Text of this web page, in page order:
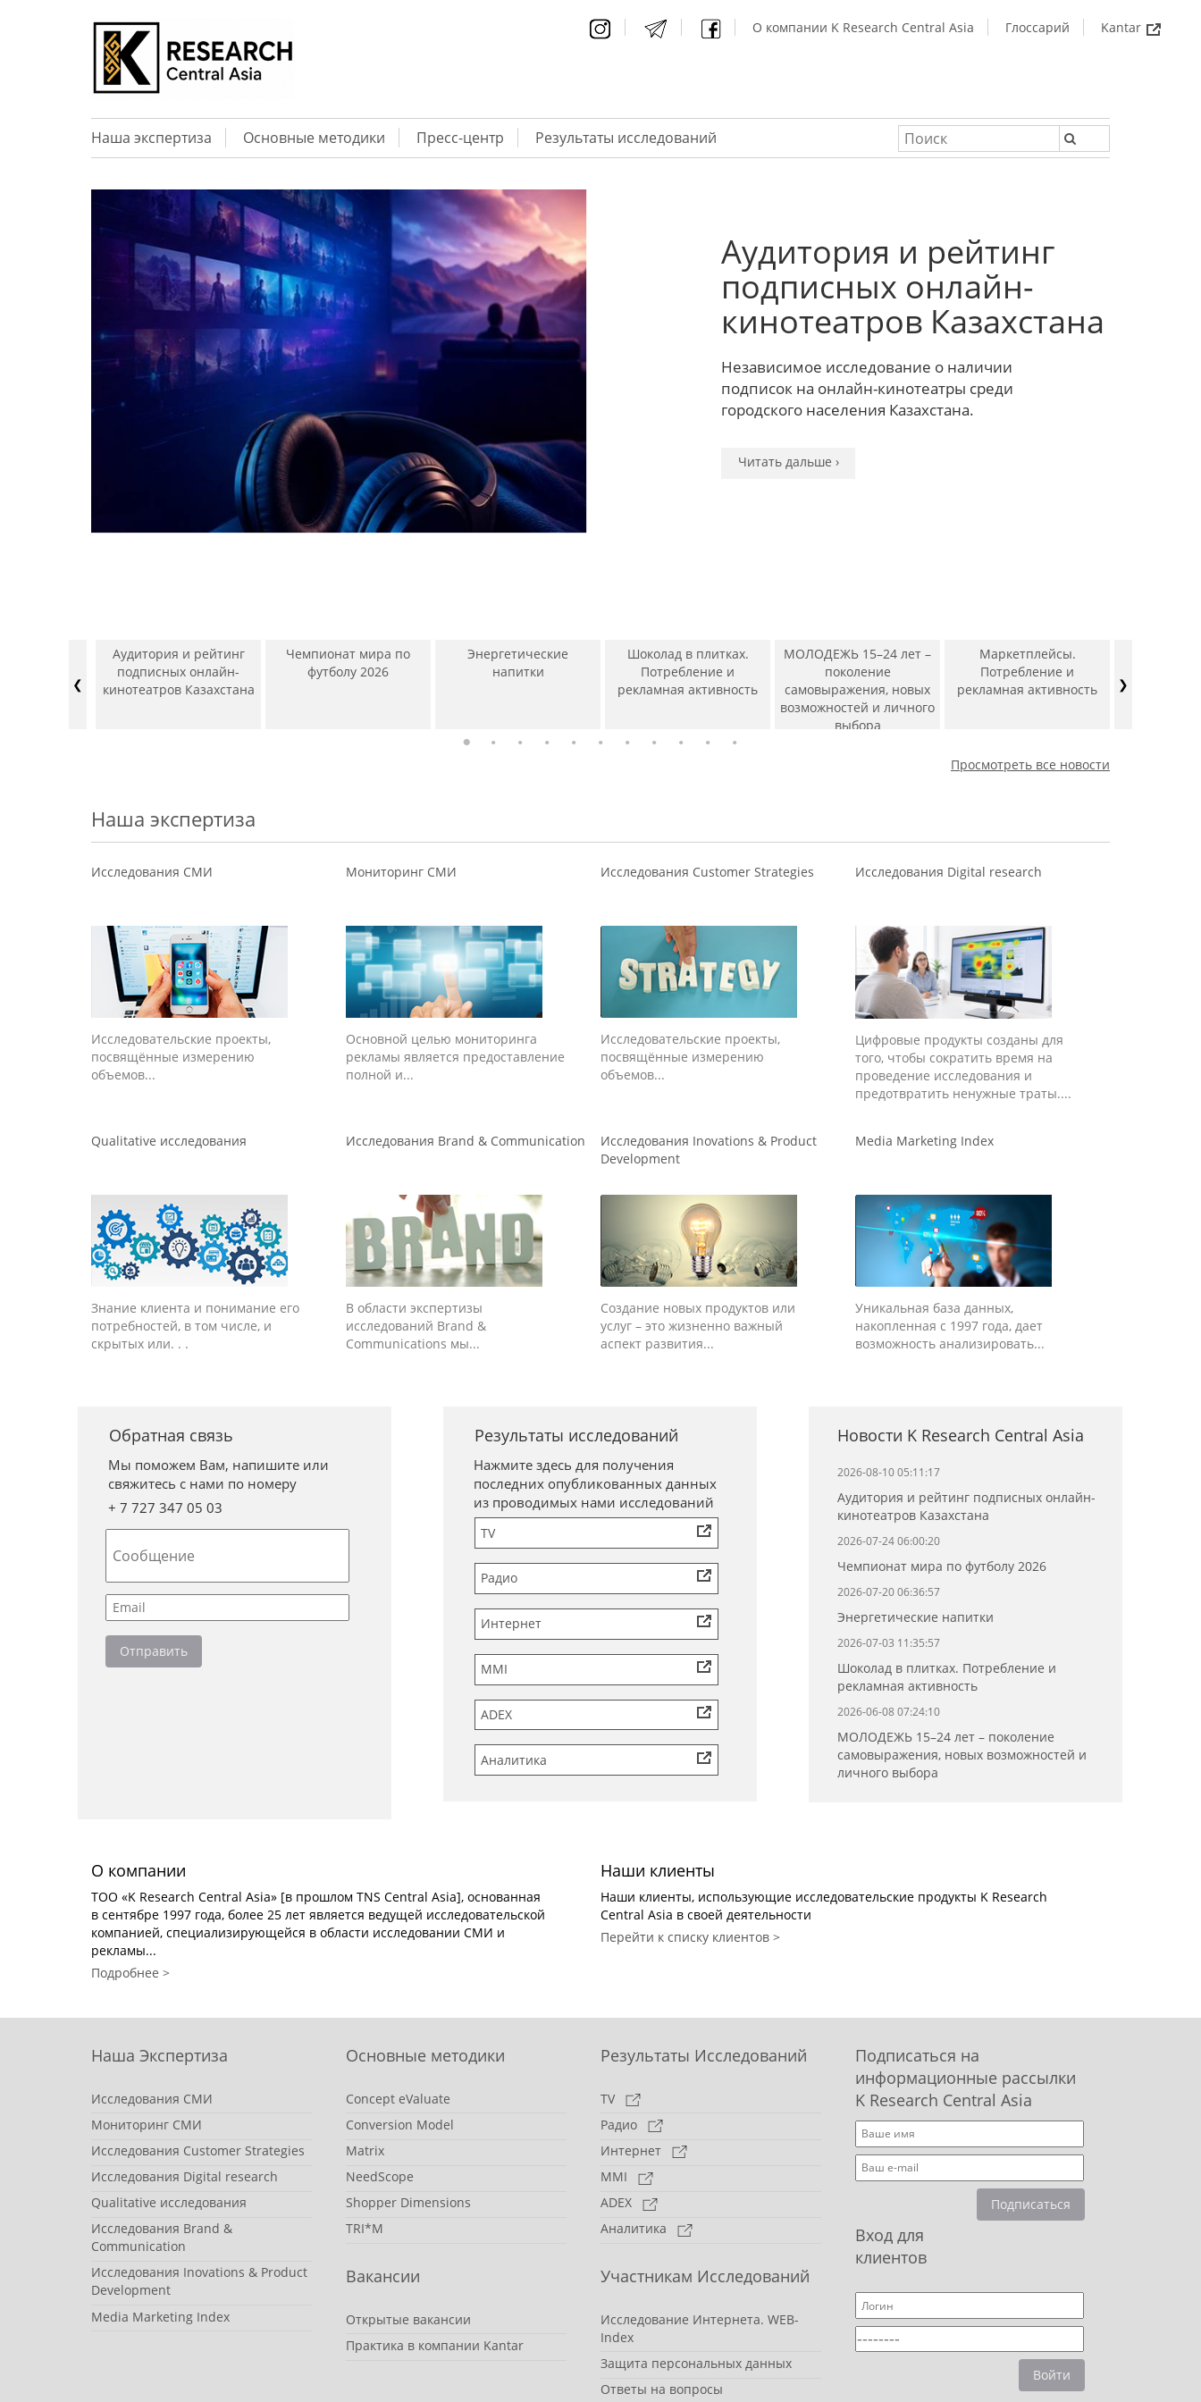
О компании K Research Central Asia Глоссарий Kantar
Наша экспертиза Основные методики Пресс-центр Результаты исследований
Аудитория и рейтинг
подписных онлайн-
кинотеатров Казахстана
Независимое исследование о наличии
подписок на онлайн-кинотеатры среди
городского населения Казахстана.
Читать дальше ›
Читать дальше ›
Читать дальше ›
❮
Аудитория и рейтинг
подписных онлайн-
кинотеатров Казахстана
Чемпионат мира по
футболу 2026
Энергетические
напитки
Шоколад в плитках.
Потребление и
рекламная активность
МОЛОДЕЖЬ 15–24 лет –
поколение
самовыражения, новых
возможностей и личного
выбора
Маркетплейсы.
Потребление и
рекламная активность
❯
Просмотреть все новости
Наша экспертиза
Исследования СМИ
Исследовательские проекты,
посвящённые измерению
объемов...
Мониторинг СМИ
Основной целью мониторинга
рекламы является предоставление
полной и...
Исследования Customer Strategies
Исследовательские проекты,
посвящённые измерению
объемов...
Исследования Digital research
Цифровые продукты созданы для
того, чтобы сократить время на
проведение исследования и
предотвратить ненужные траты....
Qualitative исследования
Знание клиента и понимание его
потребностей, в том числе, и
скрытых или. . .
Исследования Brand & Communication
В области экспертизы
исследований Brand &
Communications мы...
Исследования Inovations & Product
Development
Создание новых продуктов или
услуг – это жизненно важный
аспект развития...
Media Marketing Index
Уникальная база данных,
накопленная с 1997 года, дает
возможность анализировать...
Обратная связь
Мы поможем Вам, напишите или
свяжитесь с нами по номеру
+ 7 727 347 05 03
Результаты исследований
Нажмите здесь для получения
последних опубликованных данных
из проводимых нами исследований
TV
Радио
Интернет
MMI
ADEX
Аналитика
Новости K Research Central Asia
2026-08-10 05:11:17
Аудитория и рейтинг подписных онлайн-
кинотеатров Казахстана
2026-07-24 06:00:20
Чемпионат мира по футболу 2026
2026-07-20 06:36:57
Энергетические напитки
2026-07-03 11:35:57
Шоколад в плитках. Потребление и
рекламная активность
2026-06-08 07:24:10
МОЛОДЕЖЬ 15–24 лет – поколение
самовыражения, новых возможностей и
личного выбора
О компании
TOO «K Research Central Asia» [в прошлом TNS Central Asia], основанная
в сентябре 1997 года, более 25 лет является ведущей исследовательской
компанией, специализирующейся в области исследовании СМИ и
рекламы...
Подробнее >
Наши клиенты
Наши клиенты, использующие исследовательские продукты K Research
Central Asia в своей деятельности
Перейти к списку клиентов >
Наша Экспертиза
Исследования СМИ
Мониторинг СМИ
Исследования Customer Strategies
Исследования Digital research
Qualitative исследования
Исследования Brand &
Communication
Исследования Inovations & Product
Development
Media Marketing Index
Основные методики
Concept eValuate
Conversion Model
Matrix
NeedScope
Shopper Dimensions
TRI*M
Вакансии
Открытые вакансии
Практика в компании Kantar
Результаты Исследований
TV
Радио
Интернет
MMI
ADEX
Аналитика
Участникам Исследований
Исследование Интернета. WEB-
Index
Защита персональных данных
Ответы на вопросы
Подписаться на
информационные рассылки
K Research Central Asia
Подписаться
Вход для
клиентов
Войти